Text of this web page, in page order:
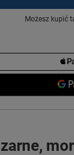
Możesz kupić